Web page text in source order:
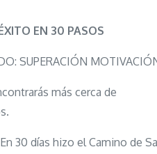
EN 30 PASOS
SUPERACIÓN
más cerca de
30 días hizo el Camino de